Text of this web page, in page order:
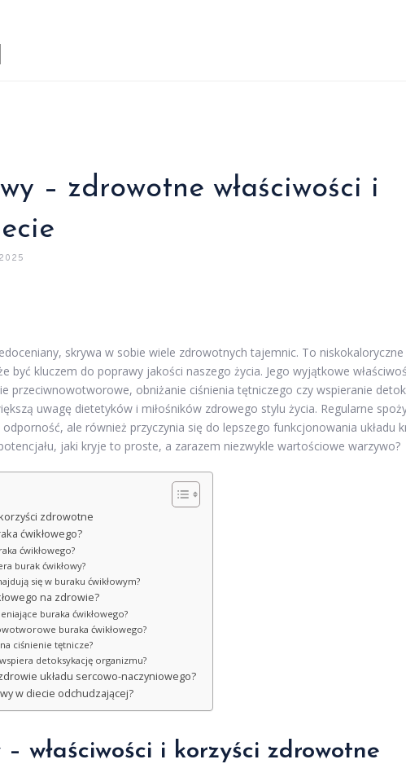
– zdrowotne właściwości i
skrywa w sobie wiele zdrowotnych tajemnic. To
być kluczem do poprawy jakości naszego życia. Jego wyjątkowe
przeciwnowotworowe, obniżanie ciśnienia tętniczego czy wspieranie
uwagę dietetyków i miłośników zdrowego stylu życia. Regularne
ale również przyczynia się do lepszego funkcjonowania układu
jaki kryje to proste, a zarazem niezwykle wartościowe warzywo?
korzyści zdrowotne
ćwikłowego?
ćwikłowego?
burak ćwikłowy?
się w buraku ćwikłowym?
na zdrowie?
buraka ćwikłowego?
buraka ćwikłowego?
ciśnienie tętnicze?
detoksykację organizmu?
układu sercowo-naczyniowego?
w diecie odchudzającej?
– właściwości i korzyści zdrowotne